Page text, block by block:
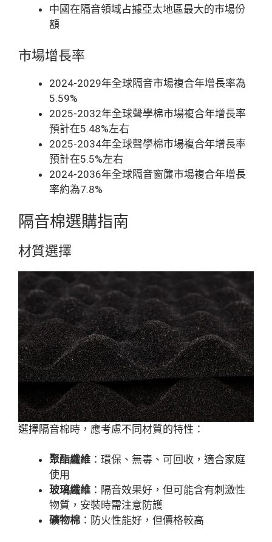
中國在隔音領域占據亞太地區最大的市場份
額
市場增長率
2024-2029年全球隔音市場複合年增長率為
5.59%
2025-2032年全球聲學棉市場複合年增長率
預計在5.48%左右
2025-2034年全球聲學棉市場複合年增長率
預計在5.5%左右
2024-2036年全球隔音窗簾市場複合年增長
率約為7.8%
隔音棉選購指南
材質選擇
選擇隔音棉時，應考慮不同材質的特性：
聚酯纖維 ：環保、無毒、可回收，適合家庭
使用
玻璃纖維 ：隔音效果好，但可能含有刺激性
物質，安裝時需注意防護
礦物棉 ：防火性能好，但價格較高